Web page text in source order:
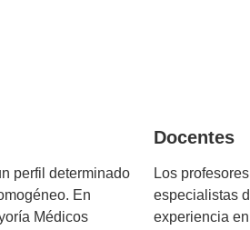
perfil determinado
En
Médicos
Docentes
Los
especialistas
experiencia